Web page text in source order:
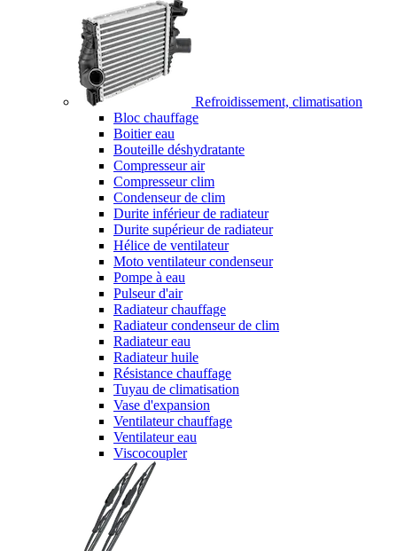
Refroidissement, climatisation
Bloc chauffage
Boitier eau
Bouteille déshydratante
Compresseur air
Compresseur clim
Condenseur de clim
Durite inférieur de radiateur
Durite supérieur de radiateur
Hélice de ventilateur
Moto ventilateur condenseur
Pompe à eau
Pulseur d'air
Radiateur chauffage
Radiateur condenseur de clim
Radiateur eau
Radiateur huile
Résistance chauffage
Tuyau de climatisation
Vase d'expansion
Ventilateur chauffage
Ventilateur eau
Viscocoupler